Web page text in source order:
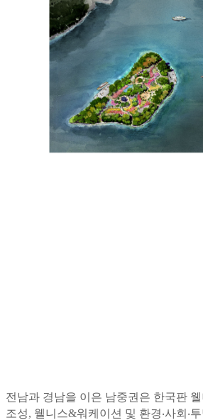
전남과 경남을 이은 남중권은 한국판
조성, 웰니스&워케이션 및 환경‧사회‧